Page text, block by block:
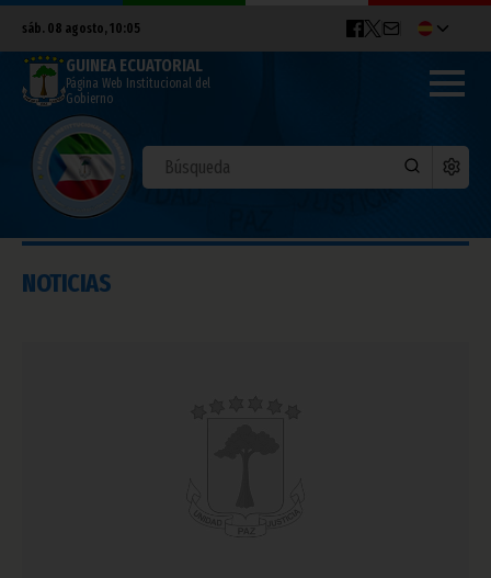
sáb. 08 agosto, 10:05
GUINEA ECUATORIAL
Página Web Institucional del
Gobierno
NOTICIAS